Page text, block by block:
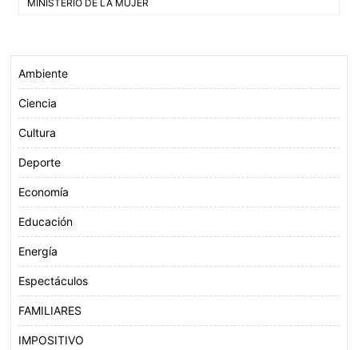
k
p
de
MINISTERIO DE LA MUJER
Ambiente
Ciencia
Cultura
Deporte
Economía
Educación
Energía
Espectáculos
FAMILIARES
IMPOSITIVO